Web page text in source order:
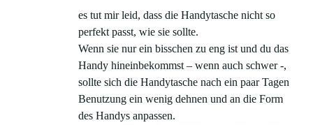
es tut mir leid, dass die Handytasche nicht so
perfekt passt, wie sie sollte.
Wenn sie nur ein bisschen zu eng ist und du das
Handy hineinbekommst – wenn auch schwer -,
sollte sich die Handytasche nach ein paar Tagen
Benutzung ein wenig dehnen und an die Form
des Handys anpassen.